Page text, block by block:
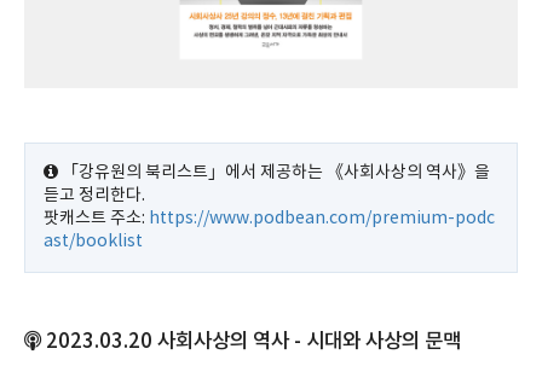
「강유원의 북리스트」에서 제공하는 《사회사상의 역사》을
듣고 정리한다.
팟캐스트 주소: https://www.podbean.com/premium-podc
ast/booklist
2023.03.20 사회사상의 역사 - 시대와 사상의 문맥